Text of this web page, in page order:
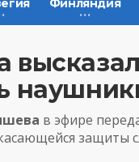
Финляндия
в эфире
защиты